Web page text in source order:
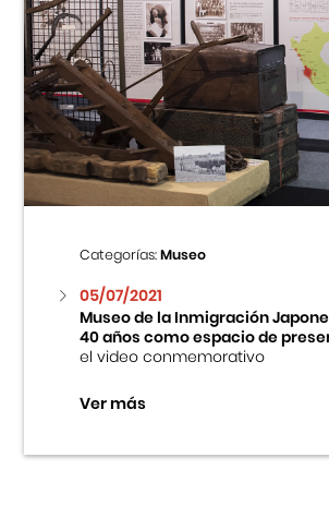
Categorías:Museo
05/07/2021
Museo de la Inmigración
40 años como espacio de
el video conmemorativo
Ver más